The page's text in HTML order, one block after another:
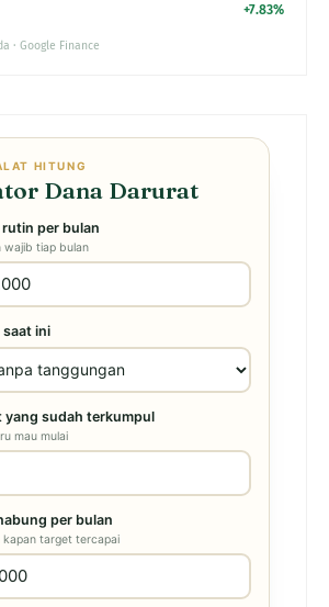
+7.83%
· Google Finance
HITUNG
Dana Darurat
rutin per bulan
tiap bulan
saat ini
yang sudah terkumpul
mau mulai
per bulan
target tercapai